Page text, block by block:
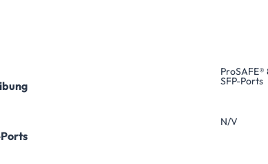
SFP-Ports
N/V